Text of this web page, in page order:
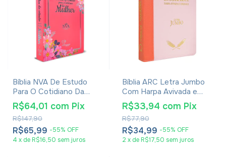
Bíblia NVA De Estudo
Para O Cotidiano Da
Mulher - Capa Dura Rosa
Intenso
R$65,99 -55% OFF
R$147,90
R$64,01 com Pix
4 x de R$16,50 sem juros
Bíblia ARC Letra Jumbo
Com Harpa Avivada e
Corinhos - Capa Laranja
e Rosa
R$34,99 -55% OFF
R$77,90
R$33,94 com Pix
2 x de R$17,50 sem juros